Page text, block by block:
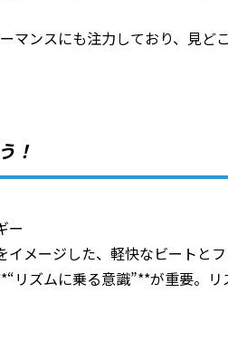
マンスにも注力しており、見ど
！
ー
メージした、軽快なビートとフ
リズムに乗る意識”**が重要。リ